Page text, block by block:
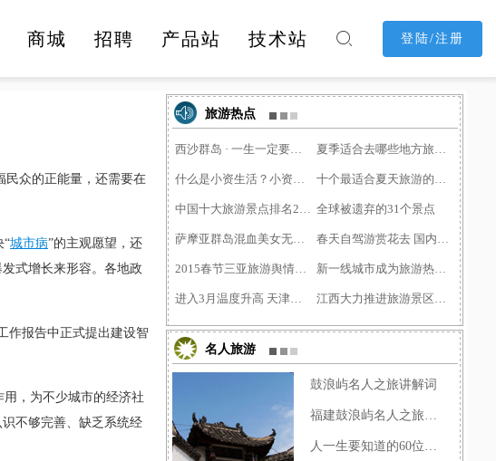
消费购物 休闲娱乐
商城 招聘 产品站 技术站  登陆/注册
民众的正能量，还需要在
“城市病”的主观愿望，还
式增长来形容。各地政
作报告中正式提出建设智
，为不少城市的经济社
不够完善、缺乏系统经
旅游热点
西沙群岛 · 一生一定要去一次1 夏季适合去哪些地方旅游？
什么是小资生活？小资文艺青� 十个最适合夏天旅游的地方
中国十大旅游景点排名2015,中� 全球被遗弃的31个景点
萨摩亚群岛混血美女无数 成男� 春天自驾游赏花去 国内赏油菜
2015春节三亚旅游舆情热点，海� 新一线城市成为旅游热点：新�
进入3月温度升高 天津旅游企� 江西大力推进旅游景区门票价�
名人旅游
鼓浪屿名人之旅讲解词
福建鼓浪屿名人之旅讲解词
人一生要知道的60位名人：彩�